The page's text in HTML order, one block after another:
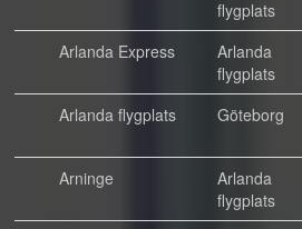
flygplats
Arlanda Express
Arlanda
flygplats
Arlanda flygplats
Göteborg
Arninge
Arlanda
flygplats